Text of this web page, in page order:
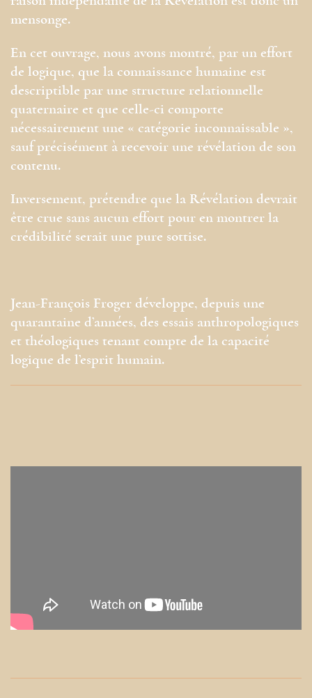
mensonge.
En cet ouvrage, nous avons montré, par un effort
de logique, que la connaissance humaine est
descriptible par une structure relationnelle
quaternaire et que celle-ci comporte
nécessairement une « catégorie inconnaissable »,
sauf précisément à recevoir une révélation de son
contenu.
Inversement, prétendre que la Révélation devrait
être crue sans aucun effort pour en montrer la
crédibilité serait une pure sottise.
Jean-François Froger développe, depuis une
quarantaine d’années, des essais anthropologiques
et théologiques tenant compte de la capacité
logique de l’esprit humain.